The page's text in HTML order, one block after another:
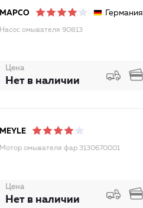
MAPCO Германия
Насос омывателя 90813
Цена
Нет в наличии
MEYLE
Мотор омывателя фар 3130670001
Цена
Нет в наличии